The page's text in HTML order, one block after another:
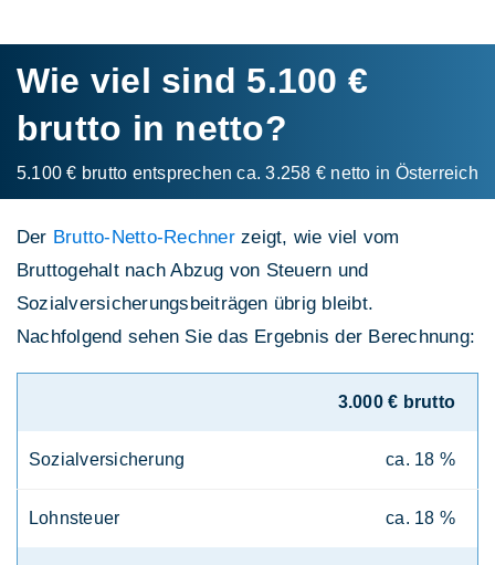
Wie viel sind 5.100 €
brutto in netto?
5.100 € brutto entsprechen ca. 3.258 € netto in Österreich
Der Brutto-Netto-Rechnerzeigt, wie viel vom
Bruttogehalt nach Abzug von Steuern und
Sozialversicherungsbeiträgen übrig bleibt.
Nachfolgend sehen Sie das Ergebnis der Berechnung:
3.000 € brutto
Sozialversicherung ca. 18 %
Lohnsteuer ca. 18 %